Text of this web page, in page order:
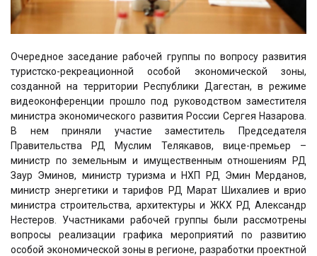
Очередное заседание рабочей группы по вопросу развития
туристско-рекреационной особой экономической зоны,
созданной на территории Республики Дагестан, в режиме
видеоконференции прошло под руководством заместителя
министра экономического развития России Сергея Назарова.
В нем приняли участие заместитель Председателя
Правительства РД Муслим Телякавов, вице-премьер –
министр по земельным и имущественным отношениям РД
Заур Эминов, министр туризма и НХП РД Эмин Мерданов,
министр энергетики и тарифов РД Марат Шихалиев и врио
министра строительства, архитектуры и ЖКХ РД Александр
Нестеров. Участниками рабочей группы были рассмотрены
вопросы реализации графика мероприятий по развитию
особой экономической зоны в регионе, разработки проектной